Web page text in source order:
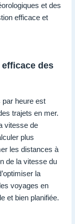
et des
efficace et
des
heure est
trajets en mer.
vitesse de
plus
les distances à
de la vitesse du
la
voyages en
et bien planifiée.